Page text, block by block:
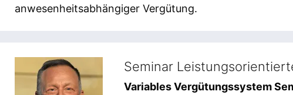
anwesenheitsabhängiger Vergütung.
Seminar
Variables Vergütungssystem